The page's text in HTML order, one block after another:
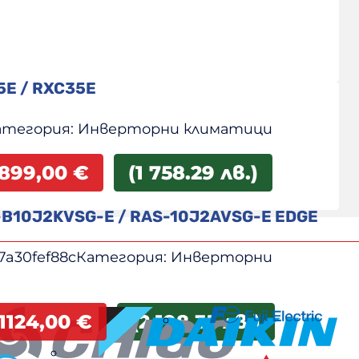
/ RXC35E
Инверторни климатици
€ (1 758.29 лв.)
E / RAS-10J2AVSG-E EDGE
Категория: Инверторни
€ (2 198.35 лв.)